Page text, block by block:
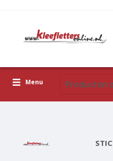
Menu